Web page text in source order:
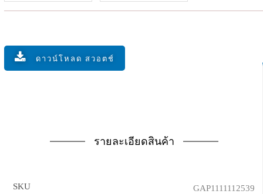
ดาวน์โหลด สวอตช์
รายละเอียดสินค้า
SKU GAP1111112539